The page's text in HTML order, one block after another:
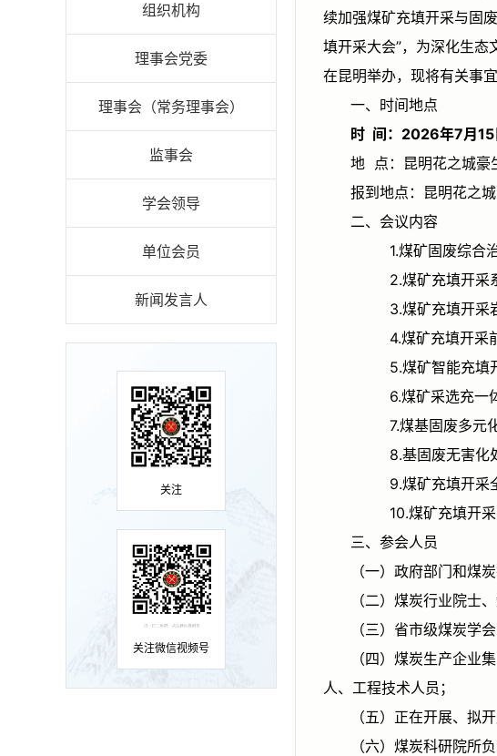
组织机构
理事会党委
理事会（常务理事会）
监事会
学会领导
单位会员
新闻发言人
关注
关注微信视频号
续加强煤矿充填开采与固
填开采大会”，为深化生
在昆明举办，现将有关事宜
一、时间地点
时 间：2026年7月
地 点：昆明花之城
报到地点：昆明花之
二、会议内容
1.煤矿固废综合
2.煤矿充填开
3.煤矿充填开
4.煤矿充填开
5.煤矿智能充
6.煤矿采选充一
7.煤基固废多元
8.基固废无害
9.煤矿充填开
10.煤矿充填开
三、参会人员
（一）政府部门和
（二）煤炭行业院
（三）省市级煤炭
（四）煤炭生产企业集团公司、二级单位、基层煤矿负责同志，科技管理、生产技术、安全环保等部门负责人、技术负责
人、工程技术人员；
（五）正在开展
（六）煤炭科研